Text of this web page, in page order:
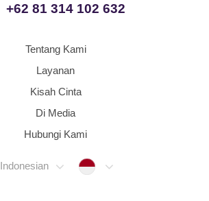
+62 81 314 102 632
Tentang Kami
Layanan
Kisah Cinta
Di Media
Hubungi Kami
Indonesian Indonesia